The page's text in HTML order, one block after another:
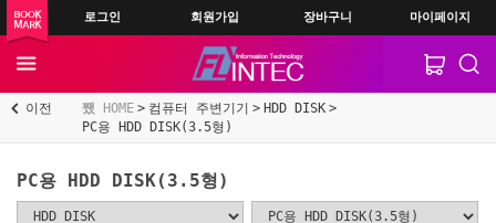
로그인 회원가입 장바구니 마이페이지
이전 HOME 컴퓨터 주변기기
HDD DISK
PC용 HDD DISK(3.5형)
PC용 HDD DISK(3.5형)